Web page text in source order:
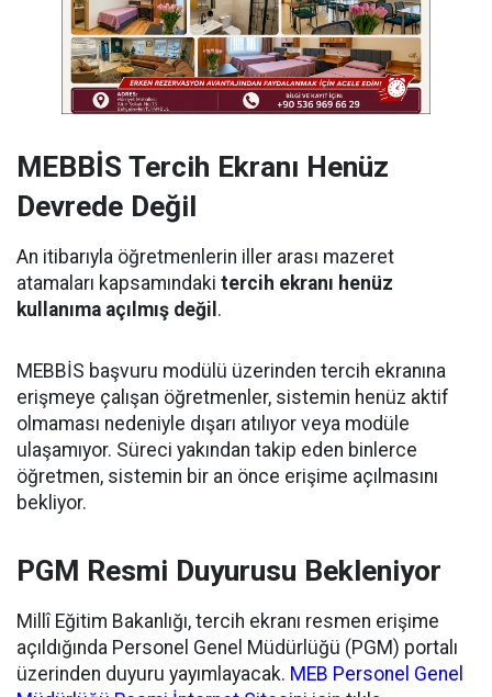
MEBBİS Tercih Ekranı Henüz
Devrede Değil
An itibarıyla öğretmenlerin iller arası mazeret
atamaları kapsamındaki tercih ekranı henüz
kullanıma açılmış değil .
MEBBİS başvuru modülü üzerinden tercih ekranına
erişmeye çalışan öğretmenler, sistemin henüz aktif
olmaması nedeniyle dışarı atılıyor veya modüle
ulaşamıyor. Süreci yakından takip eden binlerce
öğretmen, sistemin bir an önce erişime açılmasını
bekliyor.
PGM Resmi Duyurusu Bekleniyor
Millî Eğitim Bakanlığı, tercih ekranı resmen erişime
açıldığında Personel Genel Müdürlüğü (PGM) portalı
üzerinden duyuru yayımlayacak. MEB Personel Genel